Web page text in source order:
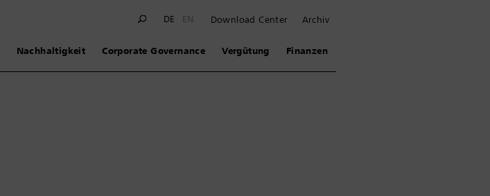
DE EN Download Center Archiv
Nachhaltigkeit Corporate Governance Vergütung Finanzen